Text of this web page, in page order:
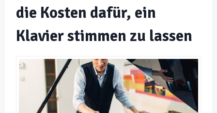
die Kosten dafür, ein
Klavier stimmen zu lassen